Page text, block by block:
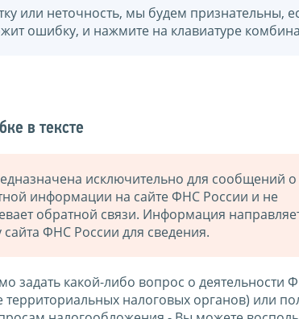
или неточность, мы будем признательны,
ошибку, и нажмите на клавиатуре
в тексте
исключительно для сообщений о
информации на сайте ФНС России и не
обратной связи. Информация
сайта ФНС России для сведения.
задать какой-либо вопрос о деятельности
территориальных налоговых органов) или